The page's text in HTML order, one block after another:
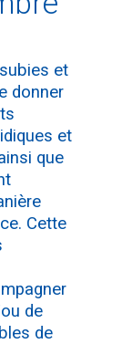
et
donner
et
que
Cette
de
de